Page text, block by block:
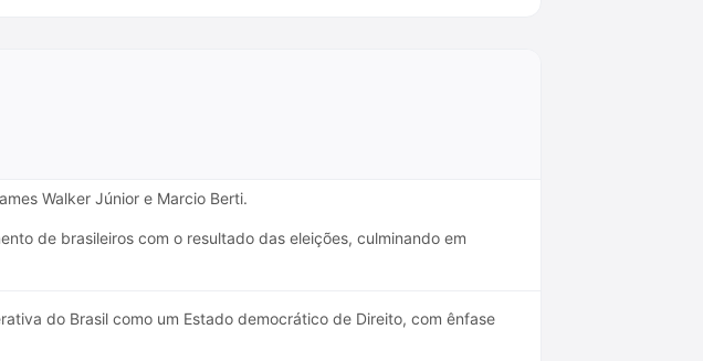
Walker Júnior e Marcio Berti.
de brasileiros com o resultado das eleições, culminando em
do Brasil como um Estado democrático de Direito, com ênfase